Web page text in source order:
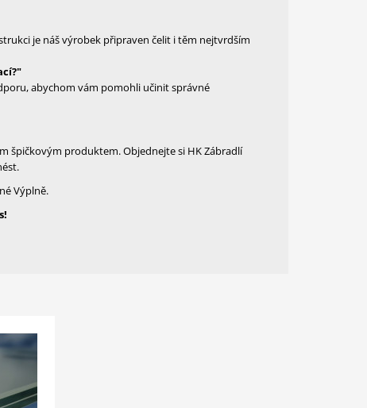
je náš výrobek připraven čelit i těm nejtvrdším
abychom vám pomohli učinit správné
špičkovým produktem. Objednejte si HK Zábradlí
Výplně.